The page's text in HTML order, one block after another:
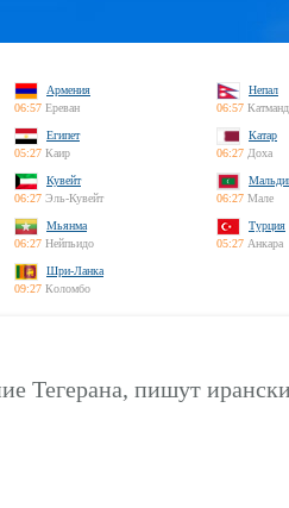
Армения
06:57 Ереван
Непал
06:57
Египет
05:27 Каир
Катар
06:27 Доха
Кувейт
06:27 Эль-Кувейт
06:27 Мале
Мьянма
06:27 Нейпьидо
Турция
05:27 Анкара
Шри-Ланка
09:27 Коломбо
Тегерана, пишут